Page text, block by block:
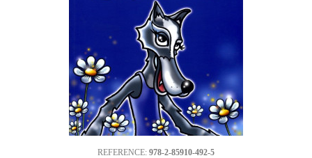
REFERENCE: 978-2-85910-492-5